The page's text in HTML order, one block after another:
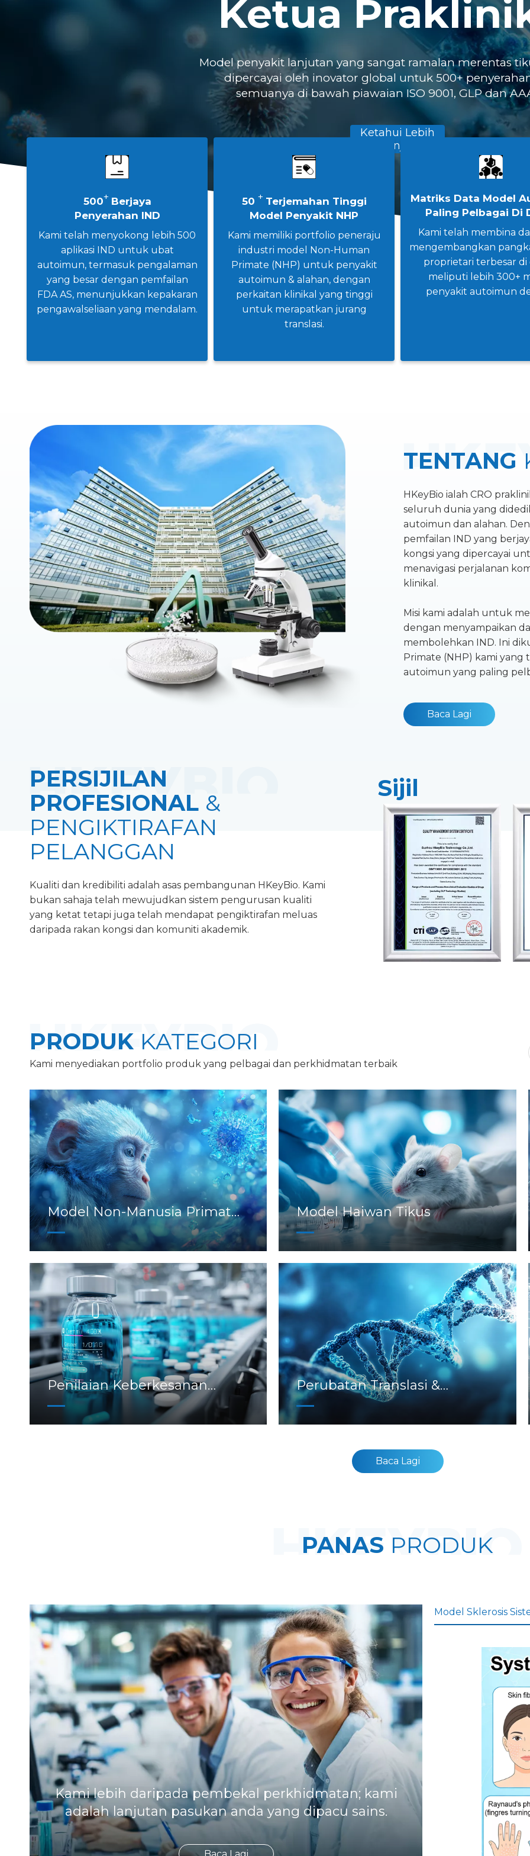
Ketua
Model penyakit lanjutan yang sangat ramalan merentas
dipercayai oleh inovator global untuk 500+
semuanya di bawah piawaian ISO 9001, GLP dan
Ketahui Lebih
Lanjut
500+ Berjaya
Penyerahan IND
Kami telah menyokong lebih 500
aplikasi IND untuk ubat
autoimun, termasuk pengalaman
yang besar dengan pemfailan
FDA AS, menunjukkan kepakaran
pengawalseliaan yang mendalam.
50 + Terjemahan Tinggi
Model Penyakit NHP
Kami memiliki portfolio peneraju
industri model Non-Human
Primate (NHP) untuk penyakit
autoimun & alahan, dengan
perkaitan klinikal yang tinggi
untuk merapatkan jurang
translasi.
Matriks Data Model
Paling Pelbagai Di
Kami telah membina
mengembangkan
proprietari terbesar di
meliputi lebih 300+
penyakit autoimun
TENTANG
HKeyBio ialah CRO
seluruh dunia yang
autoimun dan alahan.
pemfailan IND yang
kongsi yang dipercayai
menavigasi perjalanan
klinikal.
Misi kami adalah untuk
dengan menyampaikan
membolehkan IND. Ini
Primate (NHP) kami yang
autoimun yang paling
Baca Lagi
PERSIJILAN
PROFESIONAL &
PENGIKTIRAFAN
PELANGGAN
Kualiti dan kredibiliti adalah asas pembangunan HKeyBio. Kami
bukan sahaja telah mewujudkan sistem pengurusan kualiti
yang ketat tetapi juga telah mendapat pengiktirafan meluas
daripada rakan kongsi dan komuniti akademik.
Sijil
PRODUK KATEGORI
Kami menyediakan portfolio produk yang pelbagai dan perkhidmatan terbaik
Model Non-Manusia Primat
(NHP).
Model Haiwan Tikus
Penilaian Keberkesanan
Bersepadu
Perubatan Translasi &
Penanda Bio
Baca Lagi
PANAS PRODUK
Kami lebih daripada pembekal perkhidmatan; kami
adalah lanjutan pasukan anda yang dipacu sains.
Model Sklerosis